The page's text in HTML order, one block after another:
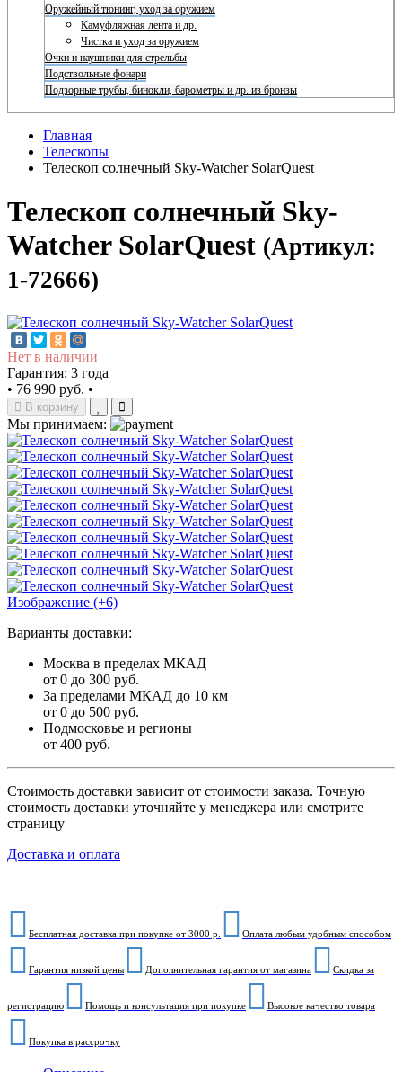
Оружейный тюнинг, уход за оружием
Камуфляжная лента и др.
Чистка и уход за оружием
Очки и наушники для стрельбы
Подствольные фонари
Подзорные трубы, бинокли, барометры и др. из бронзы
Главная
Телескопы
Телескоп солнечный Sky-Watcher SolarQuest
Телескоп солнечный Sky-
Watcher SolarQuest (Артикул:
1-72666)
Нет в наличии
Гарантия: 3 года
• 76 990 руб. •
В корзину
Мы принимаем:
Изображение (+6)
Варианты доставки:
Москва в пределах МКАД
от 0 до 300 руб.
За пределами МКАД до 10 км
от 0 до 500 руб.
Подмосковье и регионы
от 400 руб.
Стоимость доставки зависит от стоимости заказа. Точную
стоимость доставки уточняйте у менеджера или смотрите
страницу
Доставка и оплата
Бесплатная доставка при покупке от 3000 р. Оплата любым удобным способом
Гарантия низкой цены Дополнительная гарантия от магазина Скидка за
регистрацию Помощь и консультация при покупке Высокое качество товара
Покупка в рассрочку